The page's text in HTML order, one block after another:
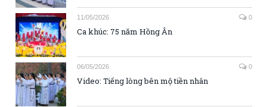
11/05/2026 0
Ca khúc: 75 năm Hồng Ân
06/05/2026 0
Video: Tiếng lòng bên mộ tiền nhân